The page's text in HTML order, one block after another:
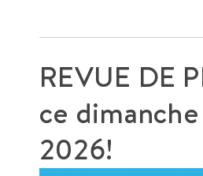
REVUE DE
ce
2026!